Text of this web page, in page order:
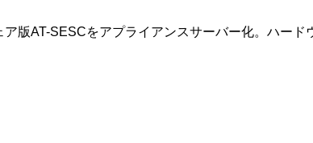
版AT-SESCをアプライアンスサーバー化。ハード